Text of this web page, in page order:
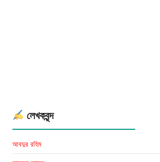
লেখকবৃন্দ
আবদুর রহিম